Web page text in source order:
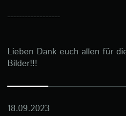
------------------
Lieben Dank euch allen für
Bilder!!!
18.09.2023